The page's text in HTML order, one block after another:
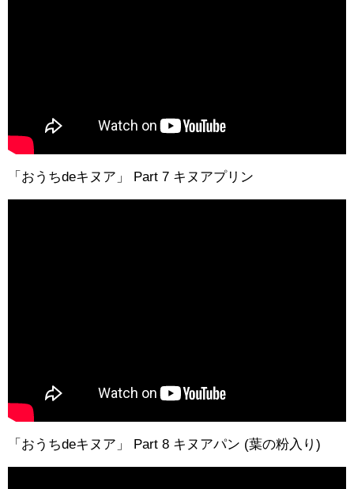
「おうちdeキヌア」 Part 7 キヌアプリン
「おうちdeキヌア」 Part 8 キヌアパン (葉の粉入り)